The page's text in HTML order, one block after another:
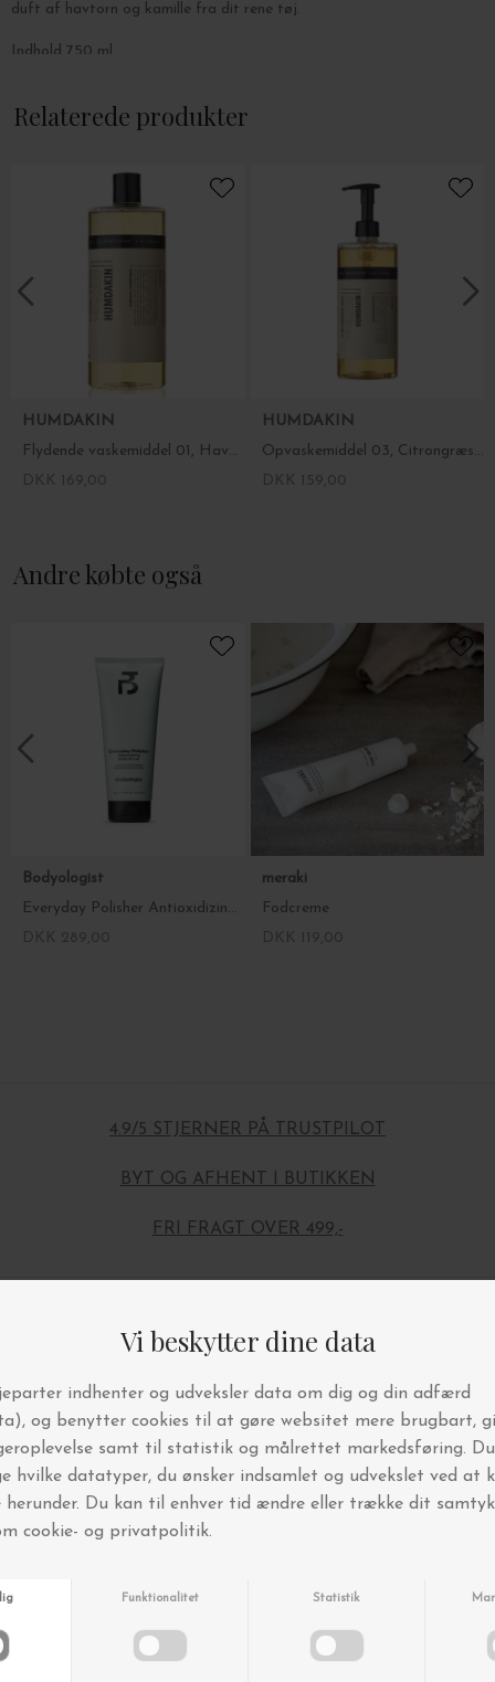
duft af havtorn og kamille fra dit rene tøj.
Indhold 750 ml.
Relaterede produkter
HUMDAKIN
Flydende vaskemiddel 01, Havtorn og Kamille
HUMDAKIN
Opvaskemiddel 03, Citrongræs og Nælde
Andre købte også
Bodyologist
Everyday Polisher Antioxidizing Body Scrub, 200ml.
meraki
Fodcreme
4.9/5 STJERNER PÅ TRUSTPILOT
BYT OG AFHENT I BUTIKKEN
FRI FRAGT OVER 499,-
Andre købte også